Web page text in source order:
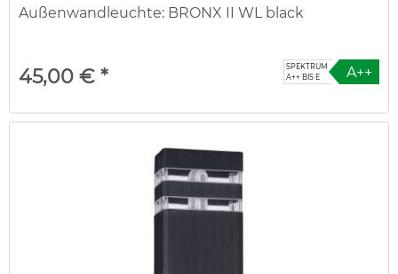
Außenwandleuchte: BRONX II WL black
A++
SPEKTRUM
A++ BIS E
45,00 € *